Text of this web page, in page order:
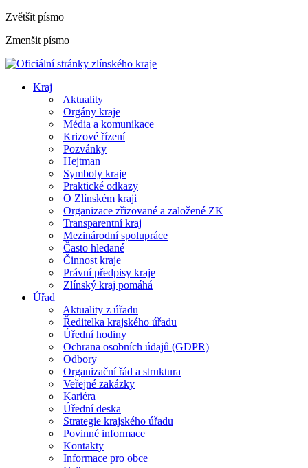
Zvětšit písmo
Zmenšit písmo
Kraj
Aktuality
Orgány kraje
Média a komunikace
Krizové řízení
Pozvánky
Hejtman
Symboly kraje
Praktické odkazy
O Zlínském kraji
Organizace zřizované a založené ZK
Transparentní kraj
Mezinárodní spolupráce
Často hledané
Činnost kraje
Právní předpisy kraje
Zlínský kraj pomáhá
Úřad
Aktuality z úřadu
Ředitelka krajského úřadu
Úřední hodiny
Ochrana osobních údajů (GDPR)
Odbory
Organizační řád a struktura
Veřejné zakázky
Kariéra
Úřední deska
Strategie krajského úřadu
Povinné informace
Kontakty
Informace pro obce